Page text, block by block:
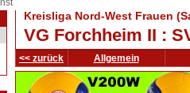
Kreisliga Nord-West Frauen
VG Forchheim II :
<< zurück Allgemein